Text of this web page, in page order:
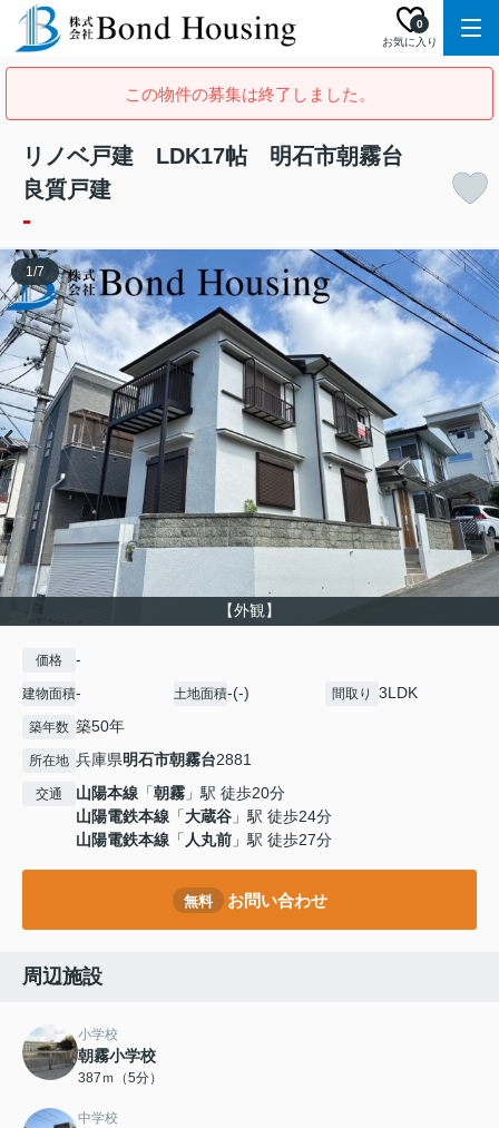
お気に入り
0
この物件の募集は終了しました。
リノベ戸建 LDK17帖 明石市朝霧台
良質戸建
-
【外観】
1/7
価格 -
建物面積- 土地面積-(-) 間取り 3LDK
築年数 築50年
所在地 兵庫県明石市朝霧台2881
交通 山陽本線 「朝霧 」駅 徒歩20分
山陽電鉄本線 「大蔵谷 」駅 徒歩24分
山陽電鉄本線 「 人丸前 」駅 徒歩27分
無料 お問い合わせ
周辺施設
小学校
朝霧小学校
387ｍ（5分）
中学校